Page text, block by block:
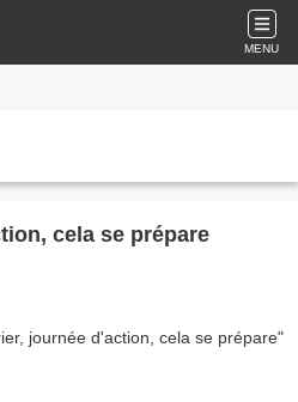
MENU
cela se prépare